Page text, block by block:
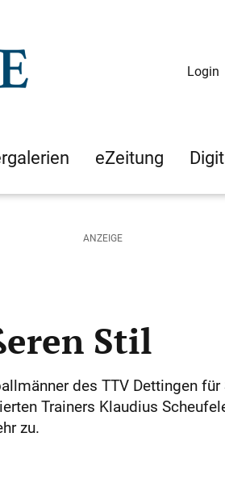
Login
eZeitung
Stil
des TTV Dettingen für
Trainers Klaudius
zu.